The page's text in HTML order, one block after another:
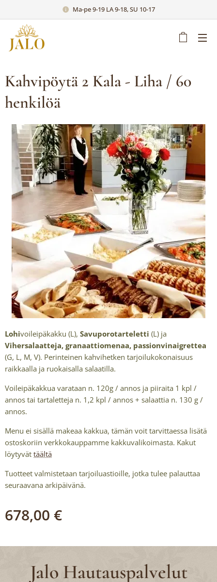
Ma-pe 9-19 LA 9-18, SU 10-17
Kahvipöytä 2 Kala - Liha / 60
henkilöä
Lohivoileipäkakku (L), Savuporotarteletti (L) ja
Vihersalaatteja, granaattiomenaa, passionvinaigrettea
(G, L, M, V). Perinteinen kahvihetken tarjoilukokonaisuus
raikkaalla ja ruokaisalla salaatilla.
Voileipäkakkua varataan n. 120g / annos ja piiraita 1 kpl /
annos tai tartaletteja n. 1,2 kpl / annos + salaattia n. 130 g /
annos.
Menu ei sisällä makeaa kakkua, tämän voit tarvittaessa lisätä
ostoskoriin verkkokauppamme kakkuvalikoimasta. Kakut
löytyvät täältä
Tuotteet valmistetaan tarjoiluastioille, jotka tulee palauttaa
seuraavana arkipäivänä.
678,00 €
Jalo Hautauspalvelut